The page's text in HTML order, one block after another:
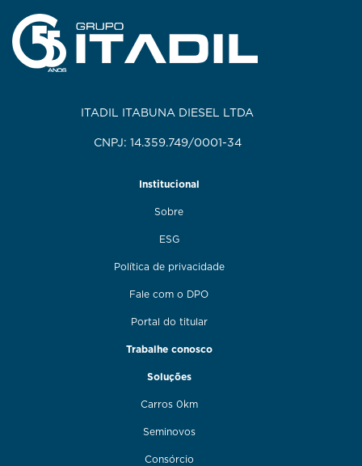
ITADIL ITABUNA DIESEL LTDA
CNPJ: 14.359.749/0001-34
Institucional
Sobre
ESG
Política de privacidade
Fale com o DPO
Portal do titular
Trabalhe conosco
Soluções
Carros 0km
Seminovos
Consórcio